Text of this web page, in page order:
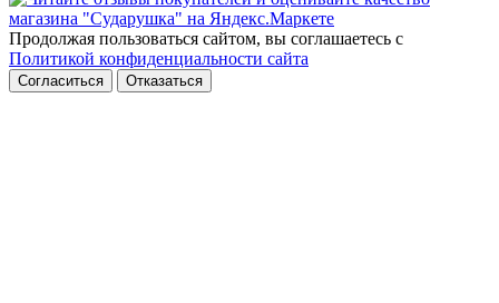
Продолжая пользоваться сайтом, вы соглашаетесь с
Политикой конфиденциальности сайта
Согласиться Отказаться